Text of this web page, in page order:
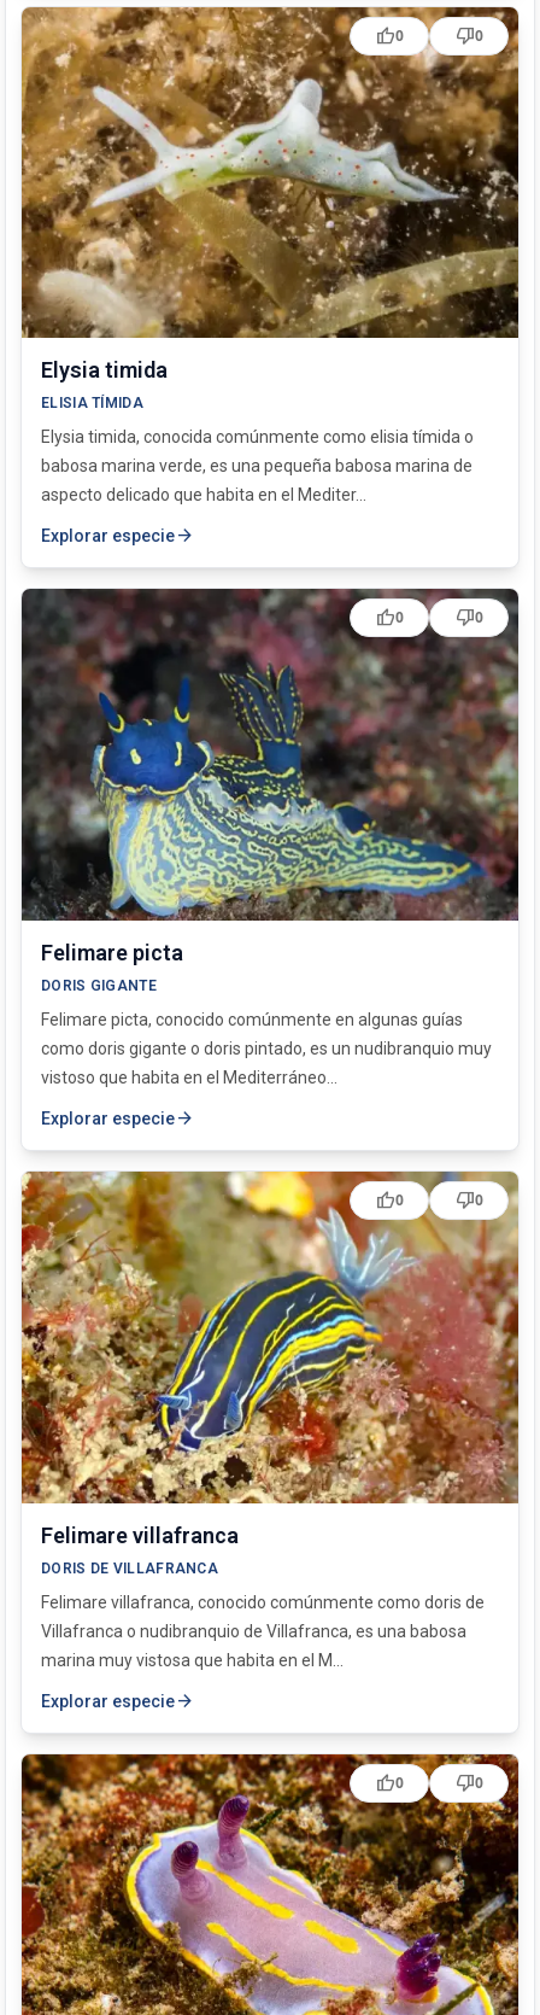
Elysia timida
ELISIA TÍMIDA
Elysia timida, conocida comúnmente como elisia tímida o
babosa marina verde, es una pequeña babosa marina de
aspecto delicado que habita en el Mediter...
Explorar especiearrow_forward
thumb_up0 thumb_down0
Felimare picta
DORIS GIGANTE
Felimare picta, conocido comúnmente en algunas guías
como doris gigante o doris pintado, es un nudibranquio muy
vistoso que habita en el Mediterráneo...
Explorar especiearrow_forward
thumb_up0 thumb_down0
Felimare villafranca
DORIS DE VILLAFRANCA
Felimare villafranca, conocido comúnmente como doris de
Villafranca o nudibranquio de Villafranca, es una babosa
marina muy vistosa que habita en el M...
Explorar especiearrow_forward
thumb_up0 thumb_down0
thumb_up0 thumb_down0